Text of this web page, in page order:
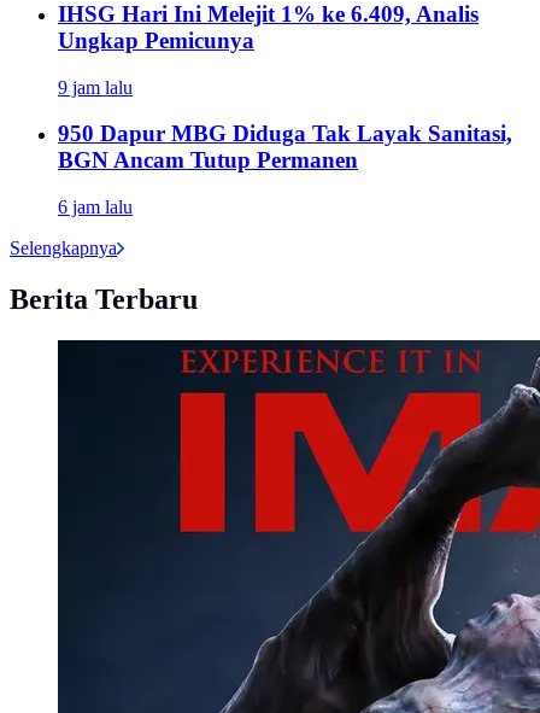
IHSG Hari Ini Melejit 1% ke 6.409, Analis
Ungkap Pemicunya
9 jam lalu
950 Dapur MBG Diduga Tak Layak Sanitasi,
BGN Ancam Tutup Permanen
6 jam lalu
Selengkapnya
Berita Terbaru